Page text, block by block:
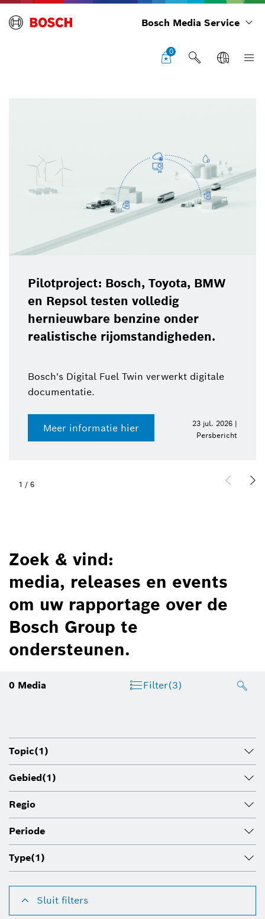
Bosch Media Service
0
Pilotproject: Bosch, Toyota, BMW
en Repsol testen volledig
hernieuwbare benzine onder
realistische rijomstandigheden.
Bosch's Digital Fuel Twin verwerkt digitale
documentatie.
Meer informatie hier
23 jul. 2026 |
Persbericht
1 / 6
Zoek & vind:
media, releases en events
om uw rapportage over de
Bosch Group te
ondersteunen.
0 Media Filter(3)
Topic(1)
Gebied(1)
Regio
Periode
Type(1)
Sluit filters